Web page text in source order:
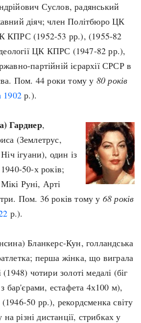
Суслов, радянський
діяч; член Політбюро ЦК
КПРС (1952-53 рр.), (1955-82
ЦК КПРС (1947-82 рр.),
партійній ієрархії СРСР в
Пом. 44 роки тому у 80 років
1902 р.).
Гарднер,
(Землетрус,
ігуани), один із
50-х років;
Руні, Арті
Пом. 36 років тому у 68 років
р.).
Бланкерс-Кун, голландська
перша жінка, що виграла
чотири золоті медалі (біг
бар'єрами, естафета 4х100 м),
50 рр.), рекордсменка світу
різні дистанції, стрибках у